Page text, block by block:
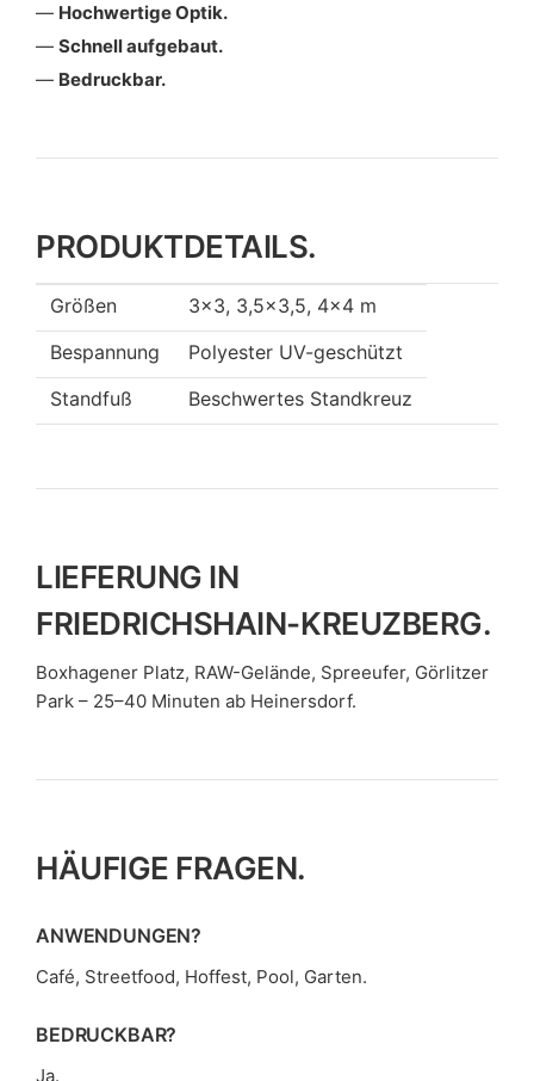
Hochwertige Optik.
Schnell aufgebaut.
Bedruckbar.
PRODUKTDETAILS.
Größen
3×3, 3,5×3,5, 4×4 m
Bespannung
Polyester UV-geschützt
Standfuß
Beschwertes Standkreuz
LIEFERUNG IN
FRIEDRICHSHAIN-KREUZBERG.
Boxhagener Platz, RAW-Gelände, Spreeufer, Görlitzer
Park – 25–40 Minuten ab Heinersdorf.
HÄUFIGE FRAGEN.
ANWENDUNGEN?
Café, Streetfood, Hoffest, Pool, Garten.
BEDRUCKBAR?
Ja.